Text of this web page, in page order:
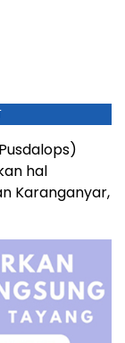
hal
Karanganyar,